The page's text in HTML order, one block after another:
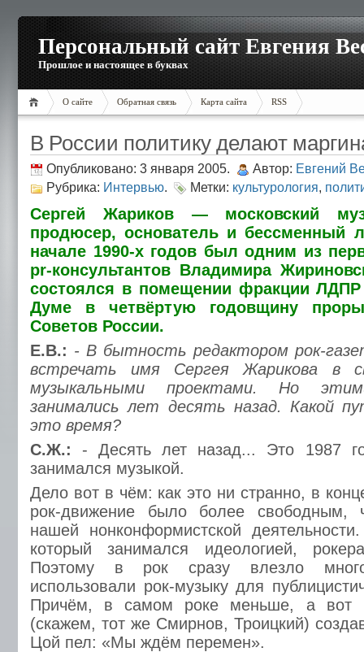
Персональный сайт Евгения
Прошлое и настоящее в буквах
О сайте Обратная связь Карта сайта RSS
В России политику делают
Опубликовано: 3 января 2005. Автор: Евгений
Рубрика: Интервью. Метки: культурология,
Сергей Жариков — московский
продюсер, основатель и бессменный
начале 1990-х годов был одним из
pr-консультантов Владимира
состоялся в помещении фракции ЛДПР
Думе в четвёртую годовщину
Советов России.
Е.В.: - В бытность редактором рок-
встречать имя Сергея Жарикова в
музыкальными проектами. Но
занимались лет десять назад. Какой
это время?
С.Ж.: - Десять лет назад... Это 1987
занимался музыкой.
Дело вот в чём: как это ни странно, в
рок-движение было более свободным,
нашей нонконформистской
который занимался идеологией,
Поэтому в рок сразу влезло
использовали рок-музыку для
Причём, в самом роке меньше, а вот
(скажем, тот же Смирнов, Троицкий)
Цой пел: «Мы ждём перемен».